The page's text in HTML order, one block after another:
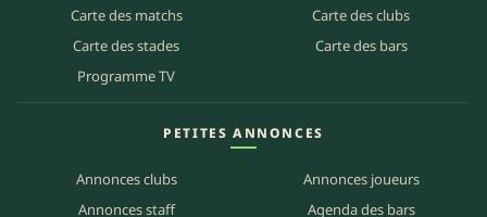
Carte des matchs
Carte des clubs
Carte des stades
Carte des bars
Programme TV
PETITES ANNONCES
Annonces clubs
Annonces joueurs
Annonces staff
Agenda des bars